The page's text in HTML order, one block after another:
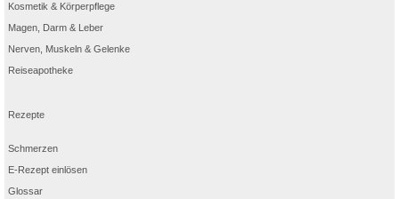
Kosmetik & Körperpflege
Magen, Darm & Leber
Nerven, Muskeln & Gelenke
Reiseapotheke
Rezepte
Schmerzen
E-Rezept einlösen
Glossar